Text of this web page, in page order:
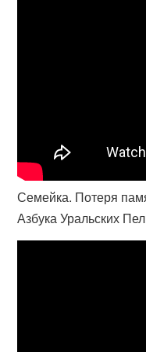
Семейка. Потеря
Азбука Уральских